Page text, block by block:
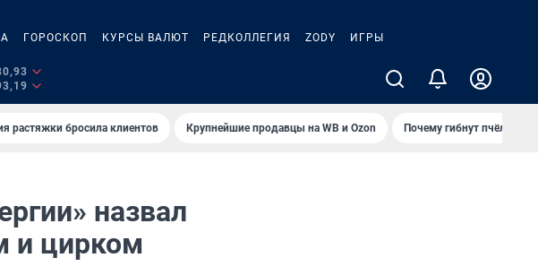
ГОРОСКОП КУРСЫ ВАЛЮТ РЕДКОЛЛЕГИЯ ZODY ИГРЫ
растяжки бросила клиентов Крупнейшие продавцы на WB и Ozon Почему гибнут пчёлы?
назвал
и цирком